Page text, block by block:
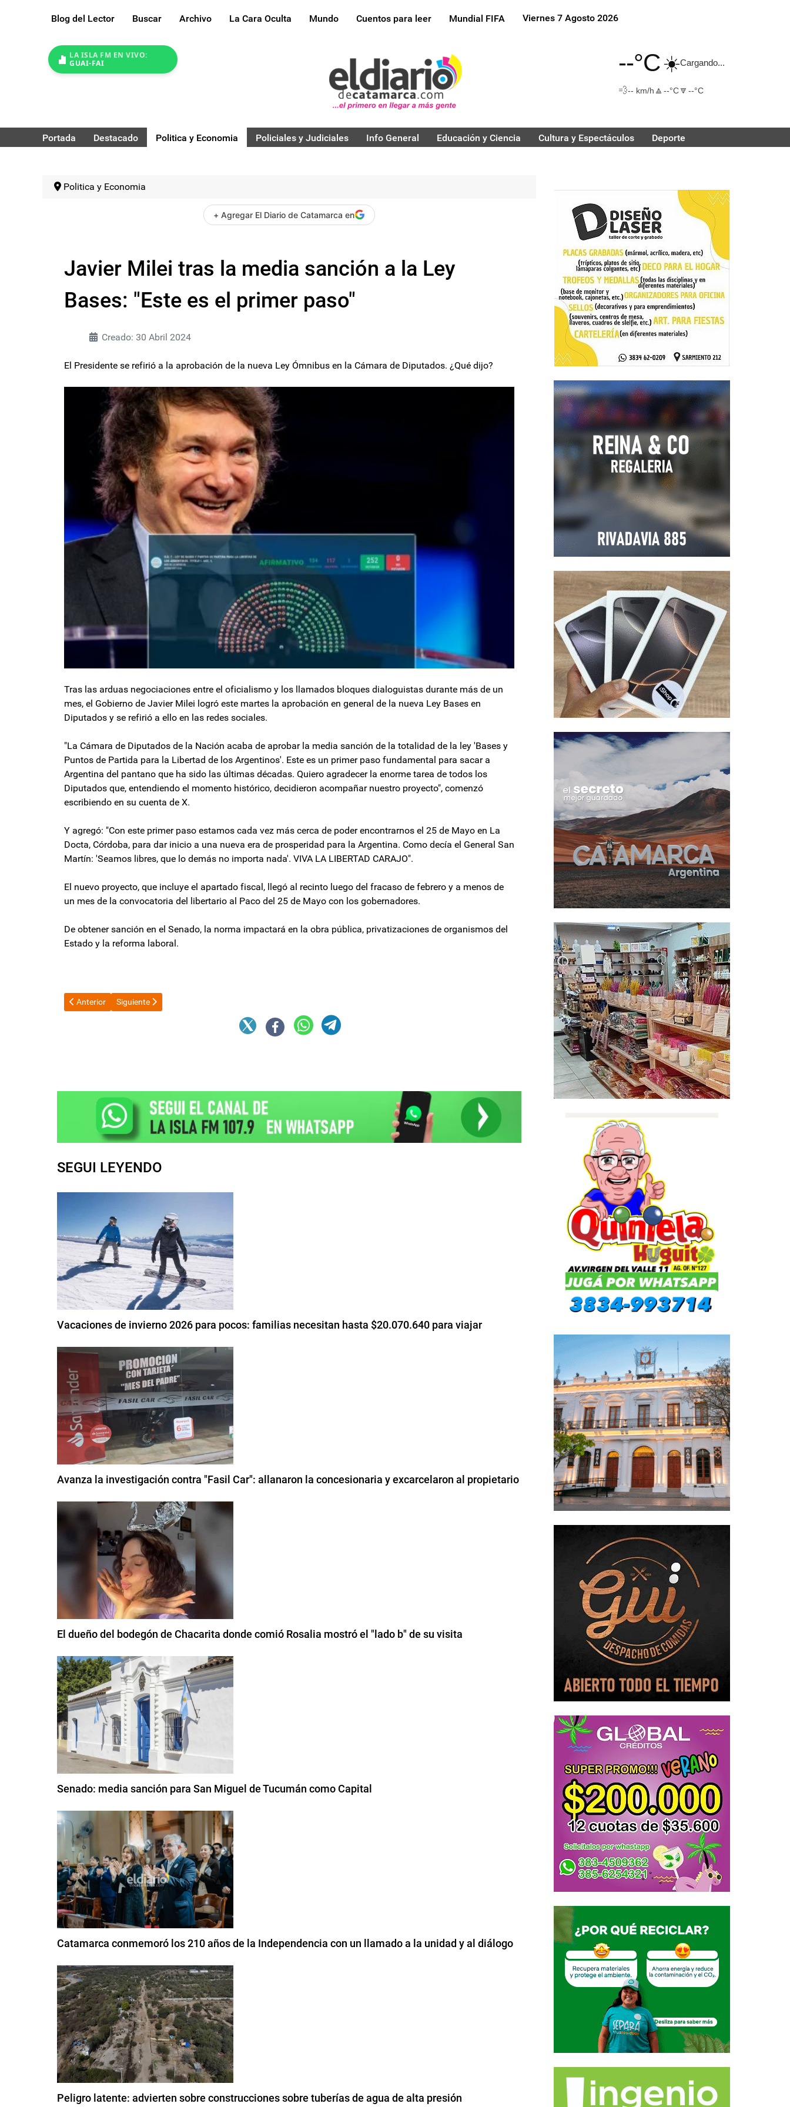
Blog del Lector Buscar Archivo La Cara Oculta Mundo Cuentos para leer Mundial FIFA Viernes 7 Agosto 2026
LA ISLA FM EN VIVO:
GUAI-FAI
--°C☀️Cargando...
💨-- km/h 🔼 --°C🔽 --°C
Portada Destacado Politica y Economia Policiales y Judiciales Info General Educación y Ciencia Cultura y Espectáculos Deporte
Politica y Economia
+ Agregar El Diario de Catamarca en
Javier Milei tras la media sanción a la Ley
Bases: "Este es el primer paso"
Creado: 30 Abril 2024
El Presidente se refirió a la aprobación de la nueva Ley Ómnibus en la Cámara de Diputados. ¿Qué dijo?
Tras las arduas negociaciones entre el oficialismo y los llamados bloques dialoguistas durante más de un
mes, el Gobierno de Javier Milei logró este martes la aprobación en general de la nueva Ley Bases en
Diputados y se refirió a ello en las redes sociales.
"La Cámara de Diputados de la Nación acaba de aprobar la media sanción de la totalidad de la ley 'Bases y
Puntos de Partida para la Libertad de los Argentinos'. Este es un primer paso fundamental para sacar a
Argentina del pantano que ha sido las últimas décadas. Quiero agradecer la enorme tarea de todos los
Diputados que, entendiendo el momento histórico, decidieron acompañar nuestro proyecto", comenzó
escribiendo en su cuenta de X.
Y agregó: "Con este primer paso estamos cada vez más cerca de poder encontrarnos el 25 de Mayo en La
Docta, Córdoba, para dar inicio a una nueva era de prosperidad para la Argentina. Como decía el General San
Martín: 'Seamos libres, que lo demás no importa nada'. VIVA LA LIBERTAD CARAJO".
El nuevo proyecto, que incluye el apartado fiscal, llegó al recinto luego del fracaso de febrero y a menos de
un mes de la convocatoria del libertario al Paco del 25 de Mayo con los gobernadores.
De obtener sanción en el Senado, la norma impactará en la obra pública, privatizaciones de organismos del
Estado y la reforma laboral.
Artículo anterior: Axel Kicillof: "El Senado tiene que rechazar la Ley Bases"
Anterior Artículo siguiente: Un juez admitió una acción declarativa de inconstitucionalidad contra el DNU de Milei
Siguiente
SEGUI LEYENDO
Vacaciones de invierno 2026 para pocos: familias necesitan hasta $20.070.640 para viajar
Avanza la investigación contra "Fasil Car": allanaron la concesionaria y excarcelaron al propietario
El dueño del bodegón de Chacarita donde comió Rosalia mostró el "lado b" de su visita
Senado: media sanción para San Miguel de Tucumán como Capital
Catamarca conmemoró los 210 años de la Independencia con un llamado a la unidad y al diálogo
Peligro latente: advierten sobre construcciones sobre tuberías de agua de alta presión